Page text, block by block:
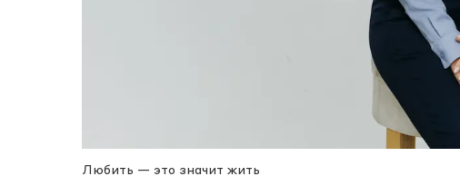
Любить — это значит жить